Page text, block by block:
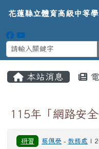
花蓮縣立體育
導覽列
花蓮縣立體育高級中等
本站消息
115年「網路安
研習 蔡佩熒 -教務處 |